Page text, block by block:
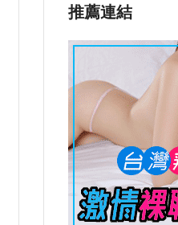
推薦連結